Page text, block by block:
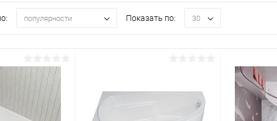
популярности Показать по: 30